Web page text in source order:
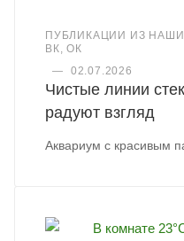
ПУБЛИКАЦИИ ИЗ
ВК, ОК
—
02.07.2026
Чистые линии
радуют взгляд
Аквариум с красивым